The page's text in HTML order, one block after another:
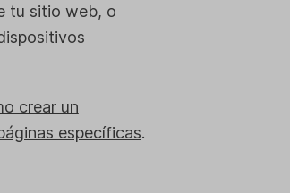
tu sitio web, o
crear un
específicas.